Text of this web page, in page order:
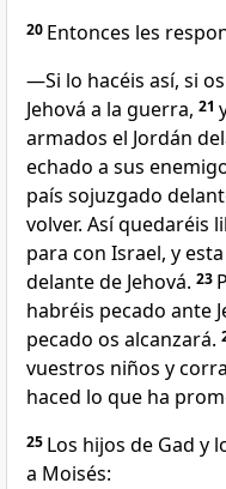
20 Entonces les
—Si lo hacéis así, si
Jehová a la guerra, 21
armados el Jordán
echado a sus
país sojuzgado
volver. Así quedaréis
para con Israel, y
delante de Jehová. 23
habréis pecado ante
pecado os alcanzará.
vuestros niños y
haced lo que ha
25 Los hijos de Gad y
a Moisés: